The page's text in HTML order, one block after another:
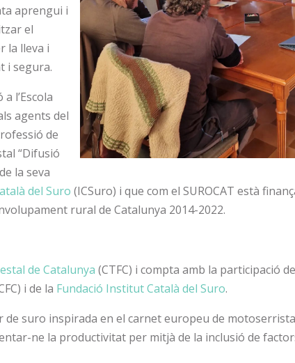
aprengui i
el
la lleva i
i segura.
l’Escola
agents del
de
“Difusió
la seva
del Suro (ICSuro) i que com el SUROCAT està
rural de Catalunya 2014-2022.
de Catalunya (CTFC) i compta amb la participació de
i de la Fundació Institut Català del Suro.
de suro inspirada en el carnet europeu de
ne la productivitat per mitjà de la inclusió de